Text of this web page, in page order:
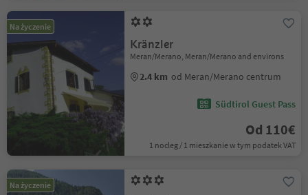
Na życzenie
Kränzler
Meran/Merano, Meran/Merano and environs
2.4 km od Meran/Merano centrum
Südtirol Guest Pass
Od 110€
1 nocleg / 1 mieszkanie w tym podatek VAT
Na życzenie